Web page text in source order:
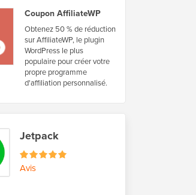
Coupon AffiliateWP
Obtenez 50 % de réduction
sur AffiliateWP, le plugin
WordPress le plus
populaire pour créer votre
propre programme
d'affiliation personnalisé.
Jetpack
Avis